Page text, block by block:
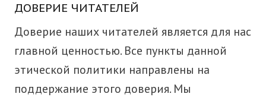
ДОВЕРИЕ ЧИТАТЕЛЕЙ
Доверие наших читателей является для нас
главной ценностью. Все пункты данной
этической политики направлены на
поддержание этого доверия. Мы